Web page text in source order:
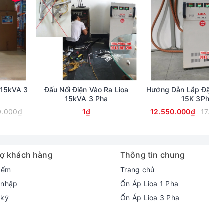
3
Đấu Nối Điện Vào Ra Lioa
15kVA 3 Pha
1₫
Hướng Dẫn Lắp
15K
12.550.000₫
khách hàng Thông tin chung
Trang chủ
Ổn Áp Lioa 1 Pha
Ổn Áp Lioa 3 Pha